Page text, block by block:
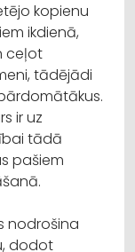
kopienu
ikdienā,
ceļot
tādējādi
ir uz
tādā
pašiem
nodrošina
dodot